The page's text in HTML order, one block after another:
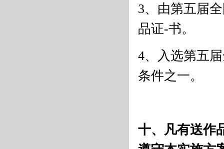
3、由第五届
品证-书。
4、入选第五
条件之一。
十、凡有送作